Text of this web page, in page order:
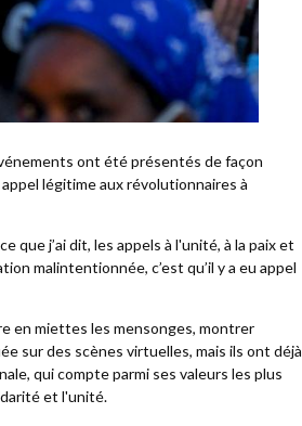
ont été présentés de façon
légitime aux révolutionnaires à
que j’ai dit, les appels à l'unité, à la paix et
malintentionnée, c’est qu’il y a eu appel
en miettes les mensonges, montrer
sur des scènes virtuelles, mais ils ont déjà
qui compte parmi ses valeurs les plus
et l'unité.